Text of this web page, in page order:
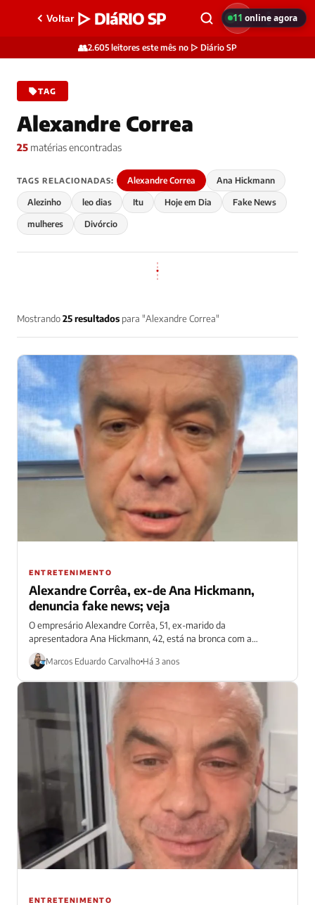
Voltar ▷ DIáRIO SP
👥2.605 leitores este mês no ▷ Diário SP
TAG
Alexandre Correa
25 matérias encontradas
TAGS RELACIONADAS: Alexandre Correa Ana Hickmann
Alezinho leo dias Itu Hoje em Dia Fake News
mulheres Divórcio
Mostrando25 resultados para "Alexandre Correa"
ENTRETENIMENTO
Alexandre Corrêa, ex-de Ana Hickmann,
denuncia fake news; veja
O empresário Alexandre Corrêa, 51, ex-marido da
apresentadora Ana Hickmann, 42, está na bronca com a
internet. Em sua conta no Instagram,...
Marcos Eduardo Carvalho Há 3 anos
ENTRETENIMENTO
11 online agora